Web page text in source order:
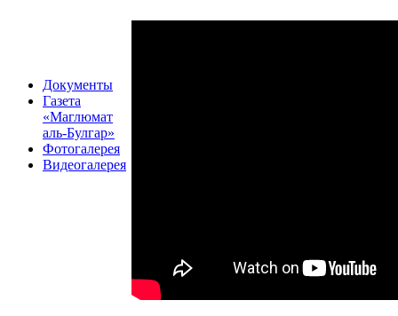
Документы
Газета
«Маглюмат
аль-Булгар»
Фотогалерея
Видеогалерея